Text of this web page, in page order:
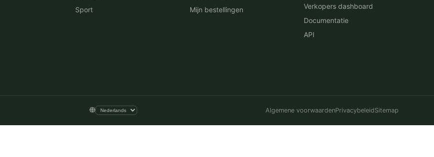
Sport
Mijn bestellingen
Verkopers dashboard
Documentatie
API
Algemene voorwaardenPrivacybeleidSitemap